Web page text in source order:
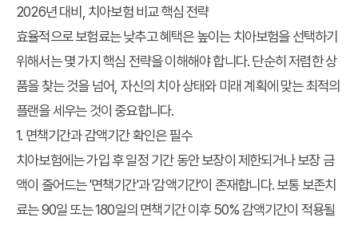
2026년 대비, 치아보험 비교 핵심 전략
효율적으로 보험료는 낮추고 혜택은 높이는 치아보험을 선택하기
위해서는 몇 가지 핵심 전략을 이해해야 합니다. 단순히 저렴한 상
품을 찾는 것을 넘어, 자신의 치아 상태와 미래 계획에 맞는 최적의
플랜을 세우는 것이 중요합니다.
1. 면책기간과 감액기간 확인은 필수
치아보험에는 가입 후 일정 기간 동안 보장이 제한되거나 보장 금
액이 줄어드는 '면책기간'과 '감액기간'이 존재합니다. 보통 보존치
료는 90일 또는 180일의 면책기간 이후 50% 감액기간이 적용될